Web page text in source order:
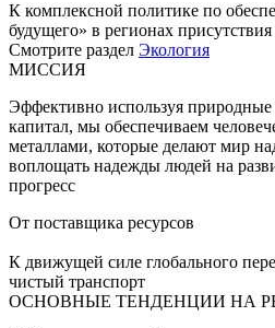
К комплексной политике по
будущего» в регионах
Смотрите раздел Экология
МИССИЯ
Эффективно используя
капитал, мы обеспечиваем
металлами, которые делают мир
воплощать надежды людей на
прогресс
От поставщика ресурсов
К движущей силе глобального
чистый транспорт
ОСНОВНЫЕ ТЕНДЕНЦИИ НА